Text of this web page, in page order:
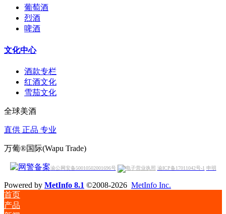
葡萄酒
烈酒
啤酒
文化中心
酒款专栏
红酒文化
雪茄文化
全球美酒
直供 正品 专业
万葡®国际(Wapu Trade)
渝公网安备50010502001696号 渝ICP备17011042号-1 申明
Powered by MetInfo 8.1 ©2008-2026 MetInfo Inc.
首页
产品